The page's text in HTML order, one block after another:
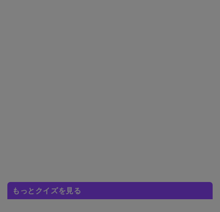
もっとクイズを見る